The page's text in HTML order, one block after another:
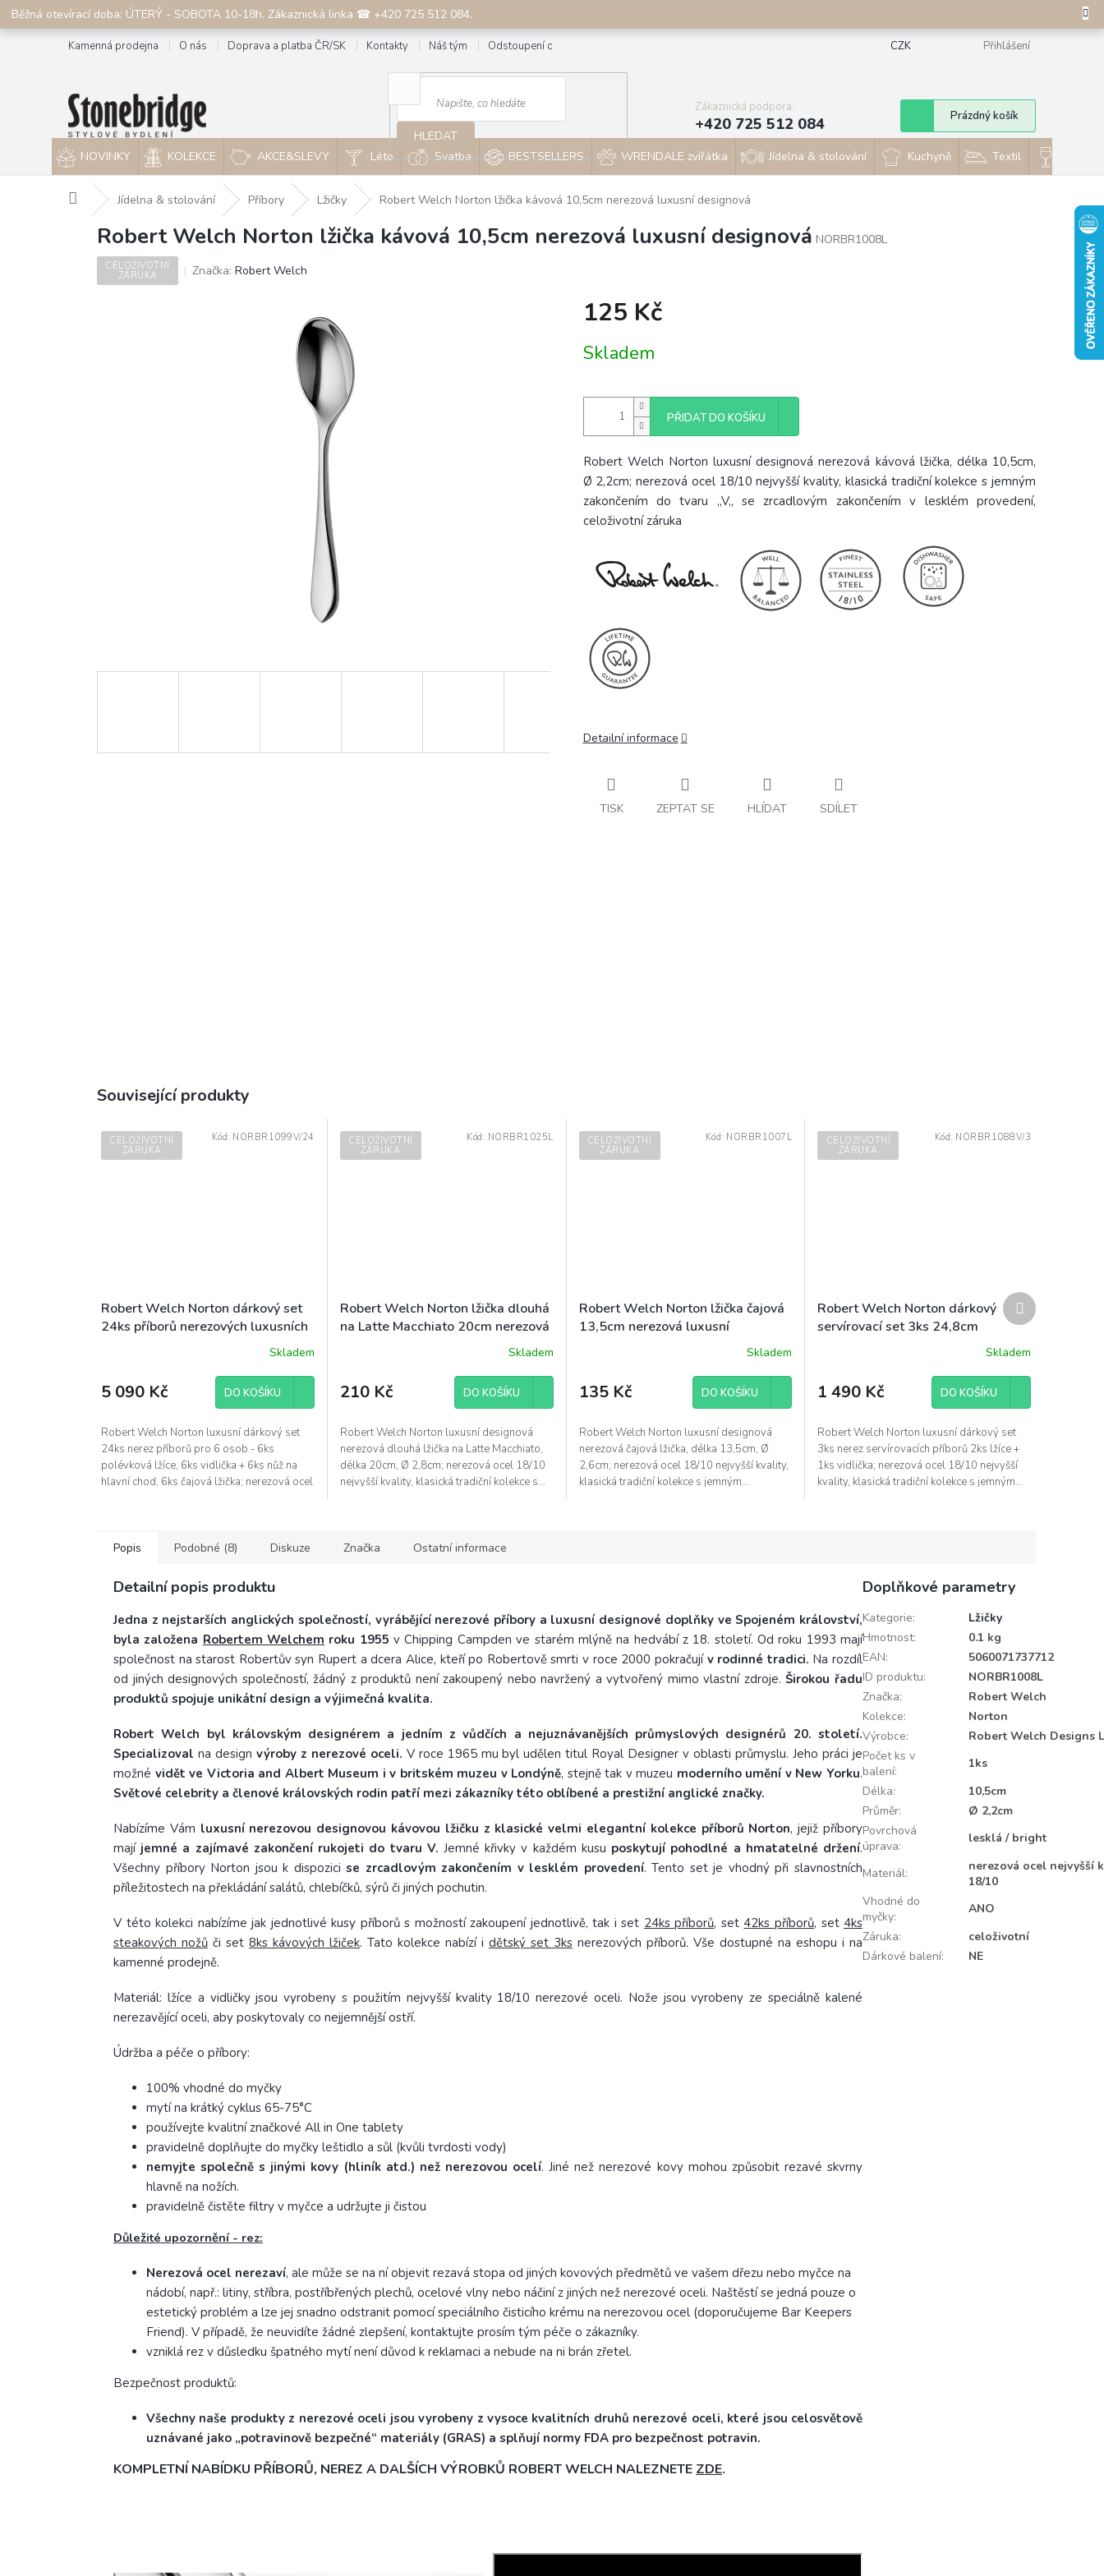
PřejítBěžná otevírací doba: ÚTERÝ - SOBOTA 10-18h. Zákaznická linka ☎ +420 725 512 084.
Kamenná prodejna O nás Doprava a platba ČR/SK Kontakty Náš tým Odstoupení od smlouvy CZK Přihlášení
HLEDAT
Zákaznická podpora:
+420 725 512 084
Nákupní
košík
Prázdný košík
NOVINKY KOLEKCE AKCE&SLEVY Léto Svatba BESTSELLERS WRENDALE zvířátka Jídelna & stolování Kuchyně Textil
Domů Jídelna & stolování Příbory Lžičky Robert Welch Norton lžička kávová 10,5cm nerezová luxusní designová
Robert Welch Norton lžička kávová 10,5cm nerezová luxusní designová NORBR1008L
CELOŽIVOTNÍ
ZÁRUKA
Značka: Robert Welch
125 Kč
cena:
Skladem
PŘIDAT DO KOŠÍKU
Robert Welch Norton luxusní designová nerezová kávová lžička, délka 10,5cm,
Ø 2,2cm; nerezová ocel 18/10 nejvyšší kvality, klasická tradiční kolekce s jemným
zakončením do tvaru ,,V,, se zrcadlovým zakončením v lesklém provedení,
celoživotní záruka
Detailní informace
TISK ZEPTAT SE HLÍDAT SDÍLET
Související produkty
CELOŽIVOTNÍ
ZÁRUKA
Robert Welch Norton dárkový set
24ks příborů nerezových luxusních
Skladem
5 090 Kč DO KOŠÍKU
Robert Welch Norton luxusní dárkový set
24ks nerez příborů pro 6 osob - 6ks
polévková lžíce, 6ks vidlička + 6ks nůž na
hlavní chod, 6ks čajová lžička; nerezová ocel
Kód: NORBR1099V/24
CELOŽIVOTNÍ
ZÁRUKA
Robert Welch Norton lžička dlouhá
na Latte Macchiato 20cm nerezová
Skladem
210 Kč DO KOŠÍKU
Robert Welch Norton luxusní designová
nerezová dlouhá lžička na Latte Macchiato,
délka 20cm, Ø 2,8cm; nerezová ocel 18/10
nejvyšší kvality, klasická tradiční kolekce s...
Kód: NORBR1025L
CELOŽIVOTNÍ
ZÁRUKA
Robert Welch Norton lžička čajová
13,5cm nerezová luxusní
Skladem
135 Kč DO KOŠÍKU
Robert Welch Norton luxusní designová
nerezová čajová lžička, délka 13,5cm, Ø
2,6cm; nerezová ocel 18/10 nejvyšší kvality,
klasická tradiční kolekce s jemným...
Kód: NORBR1007L
CELOŽIVOTNÍ
ZÁRUKA
Robert Welch Norton dárkový
servírovací set 3ks 24,8cm
Skladem
1 490 Kč DO KOŠÍKU
Robert Welch Norton luxusní dárkový set
3ks nerez servírovacích příborů 2ks lžíce +
1ks vidlička; nerezová ocel 18/10 nejvyšší
kvality, klasická tradiční kolekce s jemným...
Kód: NORBR1088V/3
Další
produkt
Popis Podobné (8) Diskuze Značka Ostatní informace
Detailní popis produktu
Jedna z nejstarších anglických společností, vyrábějící nerezové příbory a luxusní designové doplňky ve Spojeném království,
byla založena Robertem Welchem roku 1955 v Chipping Campden ve starém mlýně na hedvábí z 18. století. Od roku 1993 mají
společnost na starost Robertův syn Rupert a dcera Alice, kteří po Robertově smrti v roce 2000 pokračují v rodinné tradici. Na rozdíl
od jiných designových společností, žádný z produktů není zakoupený nebo navržený a vytvořený mimo vlastní zdroje. Širokou řadu
produktů spojuje unikátní design a výjimečná kvalita.
Robert Welch byl královským designérem a jedním z vůdčích a nejuznávanějších průmyslových designérů 20. století.
Specializoval na design výroby z nerezové oceli. V roce 1965 mu byl udělen titul Royal Designer v oblasti průmyslu. Jeho práci je
možné vidět ve Victoria and Albert Museum i v britském muzeu v Londýně, stejně tak v muzeu moderního umění v New Yorku.
Světové celebrity a členové královských rodin patří mezi zákazníky této oblíbené a prestižní anglické značky.
Nabízíme Vám luxusní nerezovou designovou kávovou lžičku z klasické velmi elegantní kolekce příborů Norton, jejiž příbory
mají jemné a zajímavé zakončení rukojeti do tvaru V. Jemné křivky v každém kusu poskytují pohodlné a hmatatelné držení.
Všechny příbory Norton jsou k dispozicise zrcadlovým zakončením v lesklém provedení. Tento set je vhodný při slavnostních
příležitostech na překládání salátů, chlebíčků, sýrů či jiných pochutin.
V této kolekci nabízíme jak jednotlivé kusy příborů s možností zakoupení jednotlivě, tak i set 24ks příborů, set 42ks příborů, set 4ks
steakových nožů či set 8ks kávových lžiček. Tato kolekce nabízí i dětský set 3ks nerezových příborů. Vše dostupné na eshopu i na
kamenné prodejně.
Materiál: lžíce a vidličky jsou vyrobeny s použitím nejvyšší kvality 18/10 nerezové oceli. Nože jsou vyrobeny ze speciálně kalené
nerezavějící oceli, aby poskytovaly co nejjemnější ostří.
Údržba a péče o příbory:
100% vhodné do myčky
mytí na krátký cyklus 65-75°C
používejte kvalitní značkové All in One tablety
pravidelně doplňujte do myčky leštidlo a sůl (kvůli tvrdosti vody)
nemyjte společně s jinými kovy (hliník atd.) než nerezovou ocelí. Jiné než nerezové kovy mohou způsobit rezavé skvrny
hlavně na nožích.
pravidelně čistěte filtry v myčce a udržujte ji čistou
Důležité upozornění - rez:
Nerezová ocel nerezaví, ale může se na ní objevit rezavá stopa od jiných kovových předmětů ve vašem dřezu nebo myčce na
nádobí, např.: litiny, stříbra, postříbřených plechů, ocelové vlny nebo náčiní z jiných než nerezové oceli. Naštěstí se jedná pouze o
estetický problém a lze jej snadno odstranit pomocí speciálního čisticího krému na nerezovou ocel (doporučujeme Bar Keepers
Friend). V případě, že neuvidíte žádné zlepšení, kontaktujte prosím tým péče o zákazníky.
vzniklá rez v důsledku špatného mytí není důvod k reklamaci a nebude na ni brán zřetel.
Bezpečnost produktů:
Všechny naše produkty z nerezové oceli jsou vyrobeny z vysoce kvalitních druhů nerezové oceli, které jsou celosvětově
uznávané jako „potravinově bezpečné“ materiály (GRAS) a splňují normy FDA pro bezpečnost potravin.
KOMPLETNÍ NABÍDKU PŘÍBORŮ, NEREZ A DALŠÍCH VÝROBKŮ ROBERT WELCH NALEZNETE ZDE.
Doplňkové parametry
Kategorie:
Lžičky
Hmotnost:
0.1 kg
EAN:
5060071737712
ID produktu:
NORBR1008L
Značka:
Robert Welch
Kolekce:
Norton
Výrobce:
Robert Welch Designs
Počet ks v
balení:
1ks
Délka:
10,5cm
Průměr:
Ø 2,2cm
Povrchová
úprava:
lesklá / bright
Materiál:
nerezová ocel nejvyšší
18/10
Vhodné do
myčky:
ANO
Záruka:
celoživotní
Dárkové balení: NE